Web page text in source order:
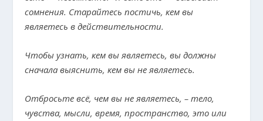
сомнения. Старайтесь постичь, кем вы
являетесь в действительности.
Чтобы узнать, кем вы являетесь, вы должны
сначала выяснить, кем вы не являетесь.
Отбросьте всё, чем вы не являетесь, – тело,
чувства, мысли, время, пространство, это или